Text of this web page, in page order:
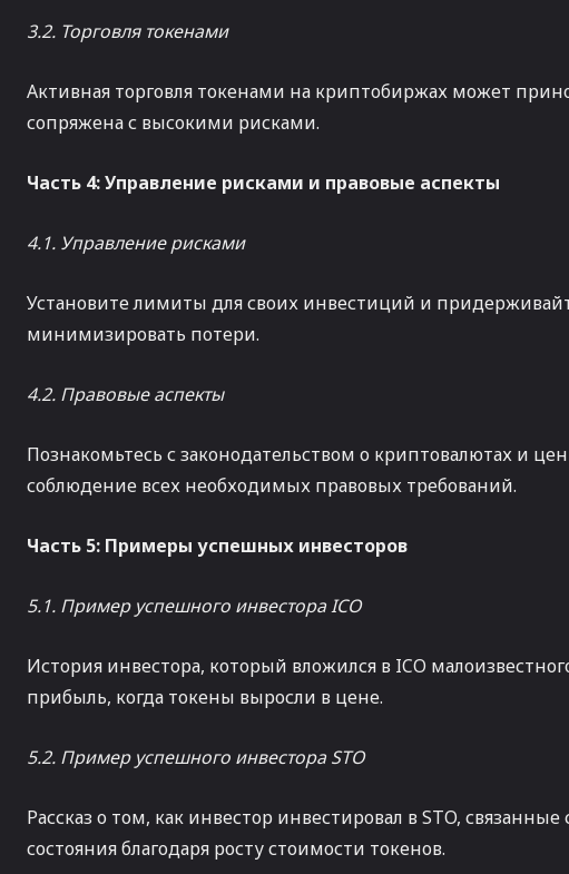
3.2. Торговля токенами
Активная торговля токенами на криптобиржах может
сопряжена с высокими рисками.
Часть 4: Управление рисками и правовые аспекты
4.1. Управление рисками
Установите лимиты для своих инвестиций и
минимизировать потери.
4.2. Правовые аспекты
Познакомьтесь с законодательством о криптовалютах и
соблюдение всех необходимых правовых требований.
Часть 5: Примеры успешных инвесторов
5.1. Пример успешного инвестора ICO
История инвестора, который вложился в ICO
прибыль, когда токены выросли в цене.
5.2. Пример успешного инвестора STO
Рассказ о том, как инвестор инвестировал в STO,
состояния благодаря росту стоимости токенов.